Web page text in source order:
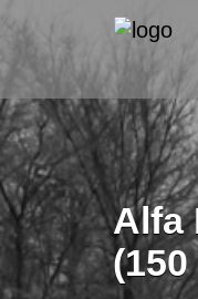
Alfa
(150